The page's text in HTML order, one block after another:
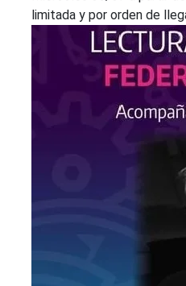
limitada y por orden de